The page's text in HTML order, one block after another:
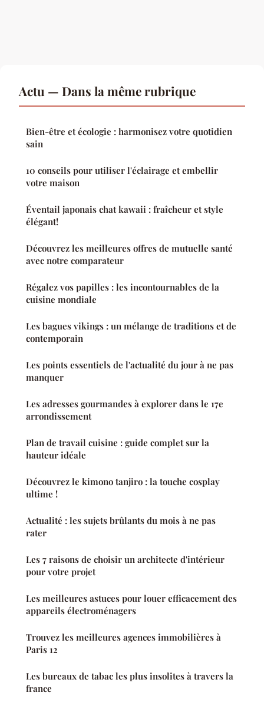
Actu — Dans la même rubrique
Bien-être et écologie : harmonisez votre quotidien
sain
10 conseils pour utiliser l'éclairage et embellir
votre maison
Éventail japonais chat kawaii : fraîcheur et style
élégant!
Découvrez les meilleures offres de mutuelle santé
avec notre comparateur
Régalez vos papilles : les incontournables de la
cuisine mondiale
Les bagues vikings : un mélange de traditions et de
contemporain
Les points essentiels de l'actualité du jour à ne pas
manquer
Les adresses gourmandes à explorer dans le 17e
arrondissement
Plan de travail cuisine : guide complet sur la
hauteur idéale
Découvrez le kimono tanjiro : la touche cosplay
ultime !
Actualité : les sujets brûlants du mois à ne pas
rater
Les 7 raisons de choisir un architecte d'intérieur
pour votre projet
Les meilleures astuces pour louer efficacement des
appareils électroménagers
Trouvez les meilleures agences immobilières à
Paris 12
Les bureaux de tabac les plus insolites à travers la
france